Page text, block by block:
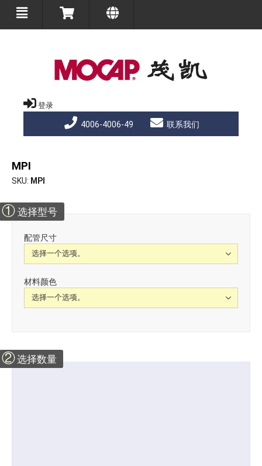
登录
4006-4006-49 联系我们
MPI
SKU MPI
① 选择型号
配管尺寸
材料颜色
②选择数量